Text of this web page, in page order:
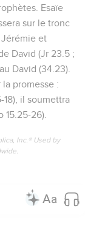
Esaïe
sur le tronc
Jérémie et
David (Jr 23.5 ;
David (34.23).
promesse :
18), il soumettra
26).
Inc.® Used by